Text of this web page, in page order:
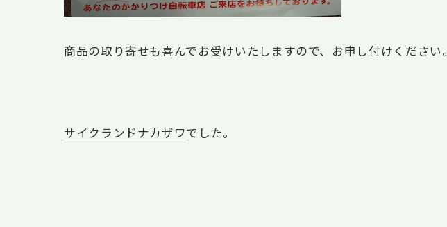
商品の取り寄せも喜んでお受けいたしますので、お申し付けください。
サイクランドナカザワでした。